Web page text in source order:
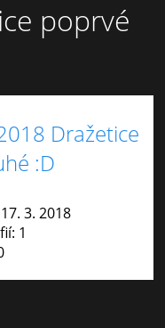
poprvé
Dražetice
:D
17. 3. 2018
1